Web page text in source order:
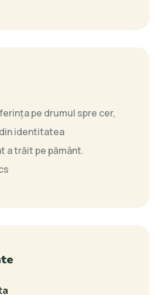
pe drumul spre cer,
identitatea
a trăit pe pământ.